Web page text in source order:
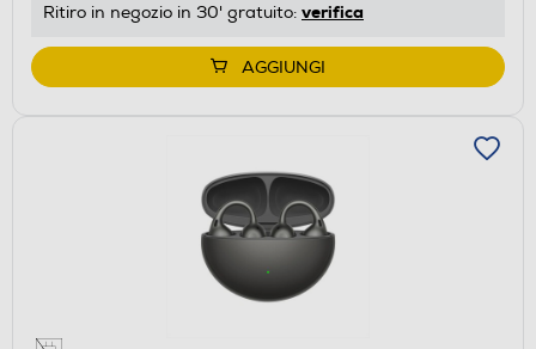
Ritiro in negozio in 30' gratuito: verifica
AGGIUNGI